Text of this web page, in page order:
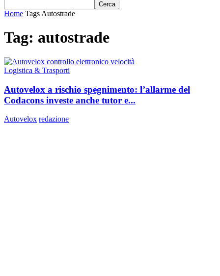
Home Tags Autostrade
Tag: autostrade
Logistica & Trasporti
Autovelox a rischio spegnimento: l’allarme del
Codacons investe anche tutor e...
Autovelox redazione